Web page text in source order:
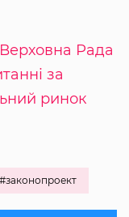
Верховна Рада
за
ринок
#законопроект